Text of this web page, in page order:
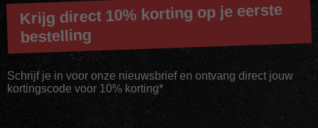
Krijg direct 10% korting op je eerste
bestelling
Schrijf je in voor onze nieuwsbrief en ontvang direct jouw
kortingscode voor 10% korting*